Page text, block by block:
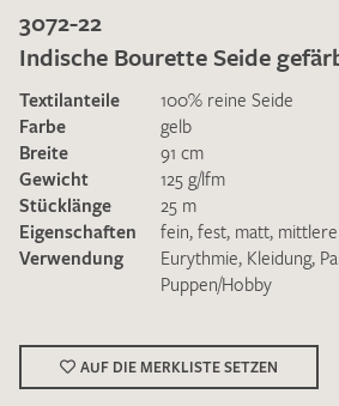
Ich bin damit einverstanden, dass
zur Beantwortung meiner
DieDatenschutzbestimmungenhabe
3072-22
Indische Bourette Seide
Textilanteile
100% reine Seide
Farbe
gelb
Breite
91 cm
Gewicht
125 g/lfm
Stücklänge
25 m
Eigenschaften
fein, fest, matt,
Verwendung
Eurythmie, Kleidung,
Puppen/Hobby
AUF DIE MERKLISTE SETZEN